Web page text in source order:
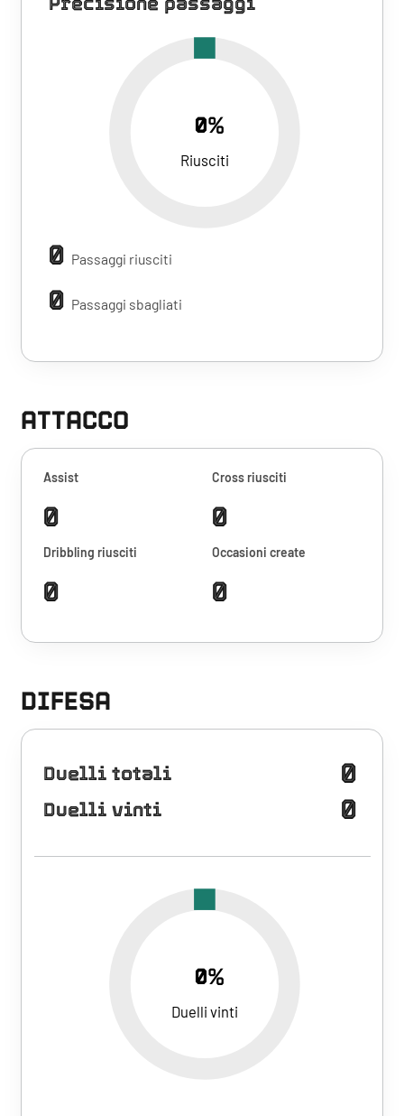
0%
Riusciti
0 Passaggi riusciti
0 Passaggi sbagliati
ATTACCO
Assist
0
Cross riusciti
0
Dribbling riusciti
0
Occasioni create
0
DIFESA
Duelli totali 0
Duelli vinti 0
0%
Duelli vinti